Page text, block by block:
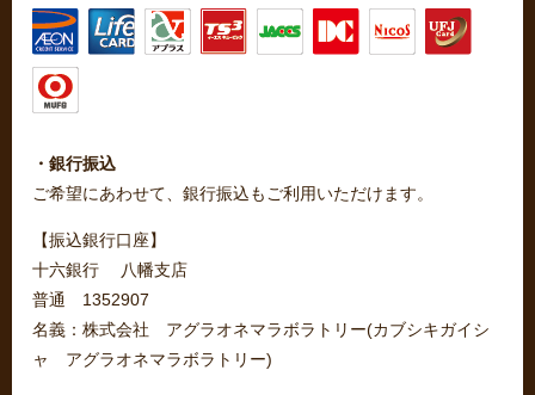
・銀行振込
ご希望にあわせて、銀行振込もご利用いただけます。
【振込銀行口座】
十六銀行 八幡支店
普通 1352907
名義：株式会社 アグラオネマラボラトリー(カブシキガイシ
ャ アグラオネマラボラトリー)